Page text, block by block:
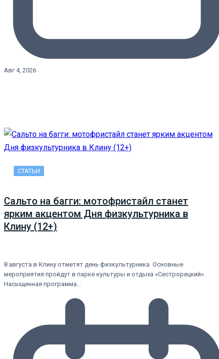
Авг 4, 2026
СТАТЬИ
Сальто на багги: мотофристайл станет
ярким акцентом Дня физкультурника в
Клину (12+)
8 августа в Клину отметят день физкультурника. Основные
мероприятия пройдут в парке культуры и отдыха «Сестрорецкий».
Насыщенная программа…